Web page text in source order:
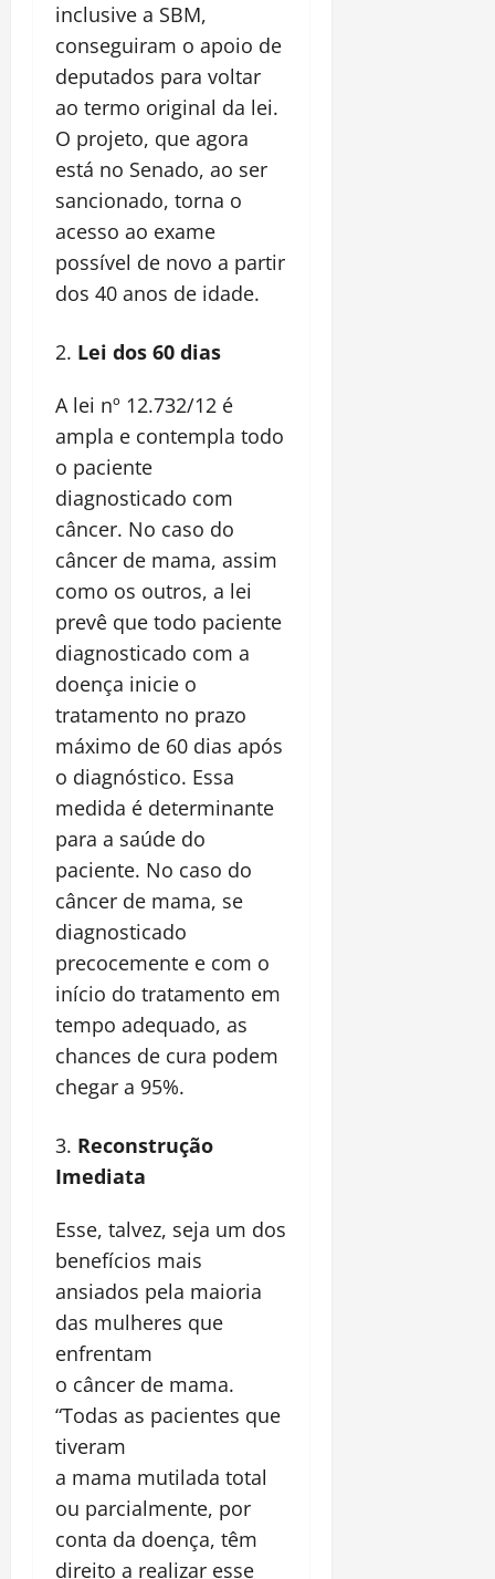
inclusive a SBM,
conseguiram o apoio de
deputados para voltar
ao termo original da lei.
O projeto, que agora
está no Senado, ao ser
sancionado, torna o
acesso ao exame
possível de novo a partir
dos 40 anos de idade.
Lei dos 60 dias
A lei nº 12.732/12 é
ampla e contempla todo
o paciente
diagnosticado com
câncer. No caso do
câncer de mama, assim
como os outros, a lei
prevê que todo paciente
diagnosticado com a
doença inicie o
tratamento no prazo
máximo de 60 dias após
o diagnóstico. Essa
medida é determinante
para a saúde do
paciente. No caso do
câncer de mama, se
diagnosticado
precocemente e com o
início do tratamento em
tempo adequado, as
chances de cura podem
chegar a 95%.
Reconstrução
Imediata
Esse, talvez, seja um dos
benefícios mais
ansiados pela maioria
das mulheres que
enfrentam
o câncer de mama.
“Todas as pacientes que
tiveram
a mama mutilada total
ou parcialmente, por
conta da doença, têm
direito a realizar esse